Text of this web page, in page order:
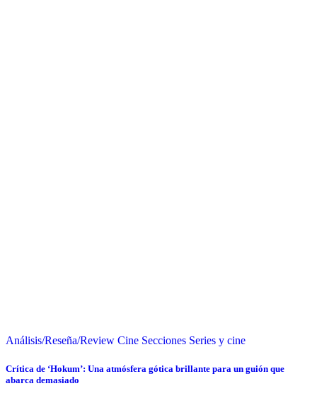
Análisis/Reseña/Review Cine Secciones Series y cine
Crítica de ‘Hokum’: Una atmósfera gótica brillante para un guión que
abarca demasiado